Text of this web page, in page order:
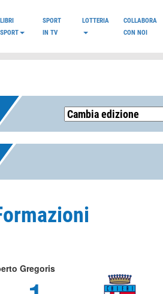
LIBRI
SPORT
SPORT
IN TV
LOTTERIA
COLLABORA
CON NOI
Gregoris